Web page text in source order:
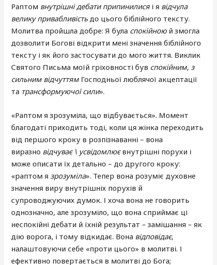
Раптом внутрішні дебати припинилисяі я відчула
велику привабливістьдо цього біблійного тексту.
Молитва пройшла добре: Я була спокійноюй змогла
дозволити Богові відкрити мені значення біблійного
тексту і як його застосувати до мого життя. Виклик
Святого Письма моїй гріховності був спокійним,з
сильним відчуттямГосподньої люблячої акцептації
та трансформуючої сили».
«Раптом я зрозуміла, що відбувається». Момент
благодаті приходить тоді, коли ця жінка переходить
від першого кроку в розпізнаванні – вона
виразно відчуває \ усвідомлюєвнутрішні порухи і
може описати їх детально – до другого кроку:
«раптом язрозуміла». Тепер вона розуміє духовне
значення виру внутрішніх порухів й
супроводжуючих думок. І хоча вона не говорить
однозначно, але зрозуміло, що вона сприймає ці
неспокійні дебати й їхній результат – замішання – як
дію ворога, і тому відкидає. Вона відповідає,
налаштовуючи себе «проти цього» в молитві. І
ефективно повертається в молитві до Бога;